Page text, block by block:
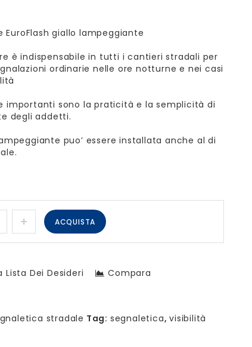
EuroFlash giallo lampeggiante
è indispensabile in tutti i cantieri stradali per
ordinarie nelle ore notturne e nei casi
importanti sono la praticità e la semplicità di
degli addetti.
puo’ essere installata anche al di
ACQUISTA
Lista Dei Desideri Compara
stradale Tag: segnaletica,visibilità